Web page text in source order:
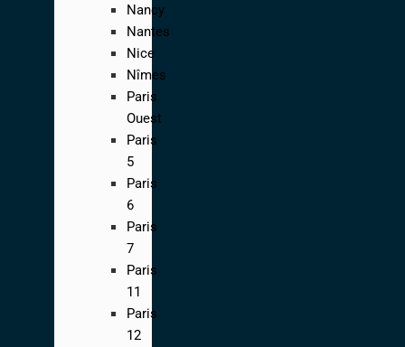
Nancy
Nantes
Nice
Nîmes
Paris
Ouest
Paris
5
Paris
6
Paris
7
Paris
11
Paris
12